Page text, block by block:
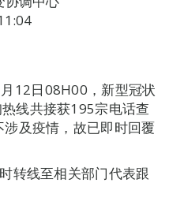
12日08H00，新型冠状
线共接获195宗电话查
及疫情，故已即时回覆
转线至相关部门代表跟